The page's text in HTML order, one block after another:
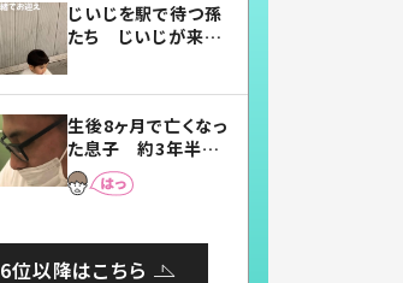
じいじを駅で待つ孫
たち じいじが来た
まらない」「幸せにな
れる」
生後8ヶ月で亡くなっ
た息子 約3年半
後、当時の妻の日記
に書いてあった本音
6位以降はこちら